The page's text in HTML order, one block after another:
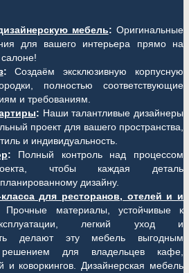
мебель: Оригинальные
для вашего интерьера прямо на
: Создаём эксклюзивную корпусную
полностью соответствующие
и требованиям.
: Наши талантливые дизайнеры
проект для вашего пространства,
и индивидуальность.
: Полный контроль над процессом
чтобы каждая деталь
дизайну.
для ресторанов, отелей и и
Прочные материалы, устойчивые к
легкий уход и
делают эту мебель выгодным
решением для владельцев кафе,
и коворкингов. Дизайнерская мебель